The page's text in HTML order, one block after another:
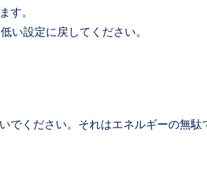
す。
設定に戻してください。
でください。それはエネルギーの無